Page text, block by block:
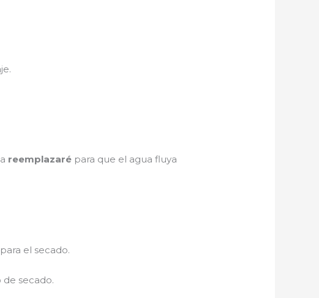
reemplazaré para que el agua fluya
el secado.
secado.